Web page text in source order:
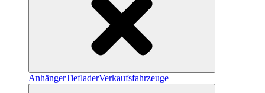
AnhängerTiefladerVerkaufsfahrzeuge